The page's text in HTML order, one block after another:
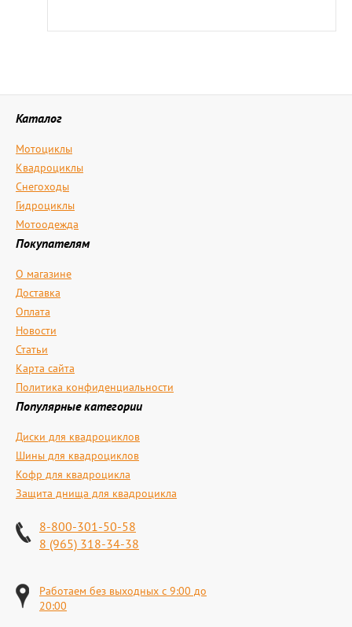
Каталог
Мотоциклы
Квадроциклы
Снегоходы
Гидроциклы
Мотоодежда
Покупателям
О магазине
Доставка
Оплата
Новости
Статьи
Карта сайта
Политика конфиденциальности
Популярные категории
Диски для квадроциклов
Шины для квадроциклов
Кофр для квадроцикла
Защита днища для квадроцикла
8-800-301-50-58
8 (965) 318-34-38
Работаем без выходных с 9:00 до
20:00